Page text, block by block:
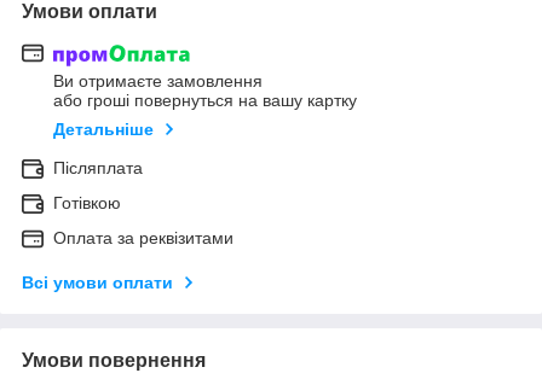
Умови оплати
Ви отримаєте замовлення
або гроші повернуться на вашу картку
Детальніше
Післяплата
Готівкою
Оплата за реквізитами
Всі умови оплати
Умови повернення